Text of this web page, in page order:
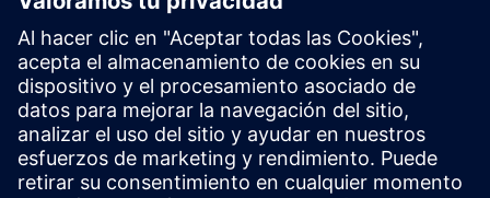
Requisitos previos
documentación de venta
planes mecánicos, eléctricos y de fontanería
Dibujos, esquemas, modelos, especificaciones en 2D y 3D
base de datos y detalles del sitio existente
requisitos del cliente